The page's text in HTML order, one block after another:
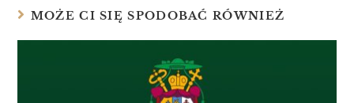
MOŻE CI SIĘ SPODOBAĆ RÓWNIEŻ